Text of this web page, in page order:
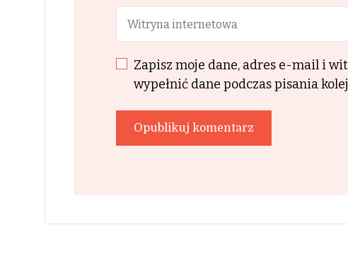
Zapisz moje dane, adres e-mail i
wypełnić dane podczas pisania